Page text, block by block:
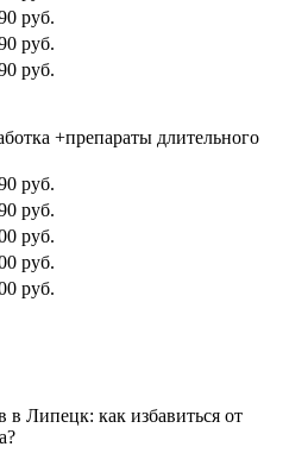
руб.
руб.
руб.
+препараты длительного
руб.
руб.
руб.
руб.
руб.
Липецк: как избавиться от